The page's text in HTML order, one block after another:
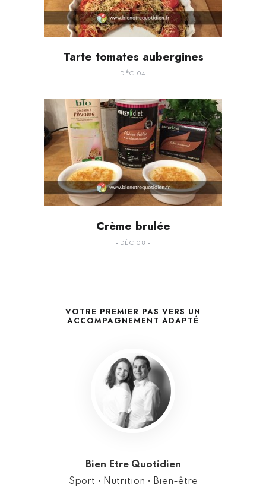
Tarte tomates aubergines
DÉC 04
Crème brulée
DÉC 08
VOTRE PREMIER PAS VERS UN
ACCOMPAGNEMENT ADAPTÉ
Bien Etre Quotidien
Sport • Nutrition • Bien-être